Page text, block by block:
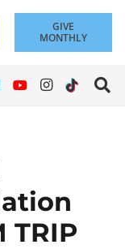
GIVE
MONTHLY
TRIP